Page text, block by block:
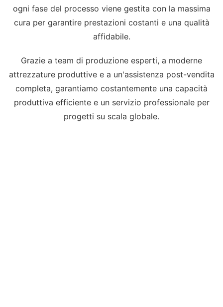
ogni fase del processo viene gestita con la massima
cura per garantire prestazioni costanti e una qualità
affidabile.
Grazie a team di produzione esperti, a moderne
attrezzature produttive e a un'assistenza post-vendita
completa, garantiamo costantemente una capacità
produttiva efficiente e un servizio professionale per
progetti su scala globale.